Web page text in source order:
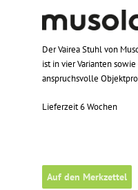
Der Vairea Stuhl von
ist in vier Varianten
anspruchsvolle
Lieferzeit 6 Wochen
Auf den Merkzettel